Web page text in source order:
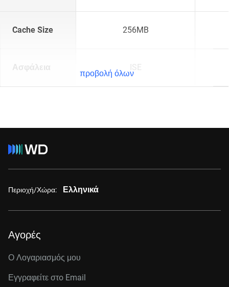
Cache Size 256MB
Ασφάλεια ISE
προβολή όλων
Περιοχή/Χώρα: Ελληνικά
Αγορές
Ο Λογαριασμός μου
Εγγραφείτε στo Email